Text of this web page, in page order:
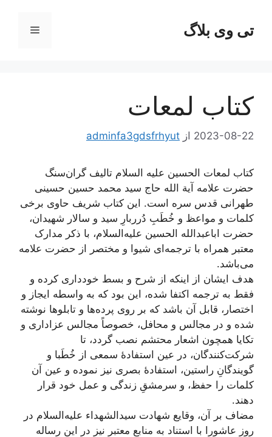
محتواتی وی بلاگ فهرست
کتاب لمعات
2023-08-22 از adminfa3gdsfrhyut
کتاب لمعات الحسین علیه السلام تالیف گران‌سنگ
حضرت علامه آیة الله حاج سید محمد حسین حسینی
طهرانی قدس سره است. این کتاب شریف حاوی برخی
کلمات و مواعظ و خُطَبِ دُرربارِ سید و سالار شهیدان،
حضرت اباعبدالله الحسین علیه‌السلام، با ذکر مدارک
معتبر همراه با ترجمه‌ای شیوا و مختصر از حضرت علامه
می‌باشد.
هدف ایشان از اینکه از شرح و بسط خودداری کرده و
فقط به ترجمه اکتفا شده، این بود كه به واسطه ايجاز و
اختصار، قابل آن باشد كه بر روى پرده‏‌ها و تابلوها نوشته
شده و در مجالس و محافل، خصوصاً مجالس عزاداری و
تکایا همچون اشعار محتشم نصب گردد، تا
شرکت‌کنندگان، در عین استفادۀ سمعی از خُطَبا و
گویندگانِ راستین، استفادۀ بصری نیز نموده و عین آن
کلمات را حفظ، و سرمشقِ زندگی و عمل خود قرار
دهند.
مضاف بر آن، وقایع شهادت سیدالشهداء علیه‌السلام در
روز عاشورا با استناد به منابع معتبر نیز در این رساله